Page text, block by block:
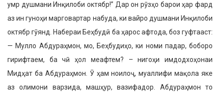
умр душмани Инқилоби октябр!” Дар он рӯзҳо барои ҳар фард
аз ин гуноҳи мар­говартар набуда, ки вайро душмани Инқилоби
октябр гӯянд. Набераи Беҳбудӣ ба ҳарос афтода, боз гуфтааст:
— Мулло Абдураҳмон, мо, Беҳбудиҳо, ки номи падар, боборо
гирифтаем, ба чӣ ҳол меафтем? – нигоҳи имдодхоҳонаи
Мидҳат ба Абдураҳмон. Ӯ ҳам ноилоҷ, муалли­фи мақола яке
аз олимони варзида, машҳур, вазифадор. Абдураҳмон то